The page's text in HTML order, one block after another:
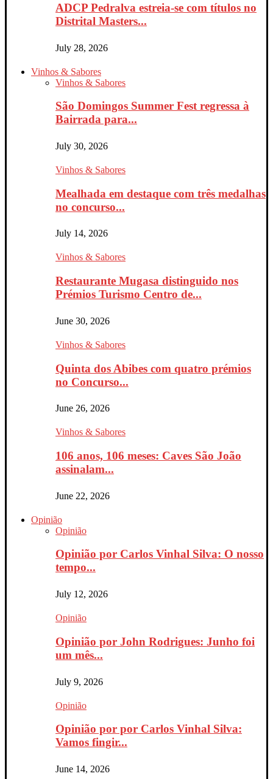
ADCP Pedralva estreia-se com títulos no
Distrital Masters...
July 28, 2026
Vinhos & Sabores
Vinhos & Sabores
São Domingos Summer Fest regressa à
Bairrada para...
July 30, 2026
Vinhos & Sabores
Mealhada em destaque com três medalhas
no concurso...
July 14, 2026
Vinhos & Sabores
Restaurante Mugasa distinguido nos
Prémios Turismo Centro de...
June 30, 2026
Vinhos & Sabores
Quinta dos Abibes com quatro prémios
no Concurso...
June 26, 2026
Vinhos & Sabores
106 anos, 106 meses: Caves São João
assinalam...
June 22, 2026
Opinião
Opinião
Opinião por Carlos Vinhal Silva: O nosso
tempo...
July 12, 2026
Opinião
Opinião por John Rodrigues: Junho foi
um mês...
July 9, 2026
Opinião
Opinião por por Carlos Vinhal Silva:
Vamos fingir...
June 14, 2026